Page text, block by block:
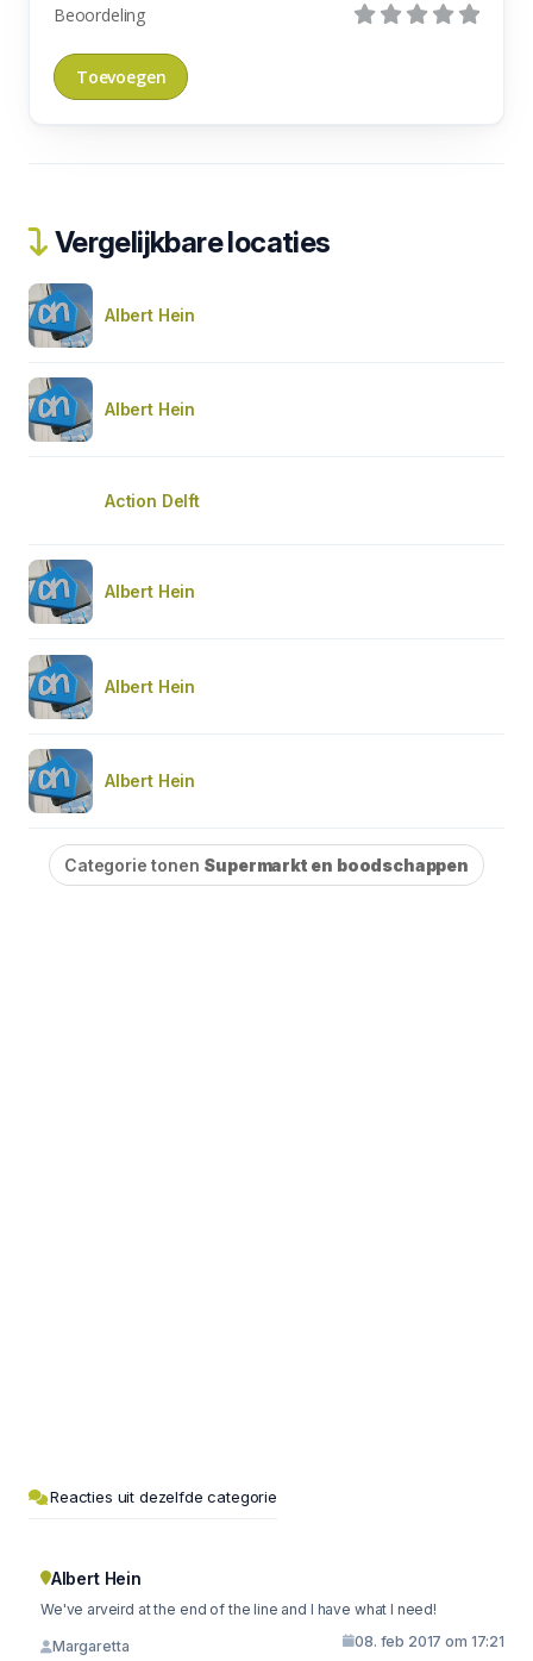
Beoordeling
Vergelijkbare locaties
Albert Hein
Albert Hein
Action Delft
Albert Hein
Albert Hein
Albert Hein
Categorie tonen Supermarkt en boodschappen
Reacties uit dezelfde categorie
Albert Hein
We've arveird at the end of the line and I have what I need!
Margaretta 08. feb 2017 om 17:21